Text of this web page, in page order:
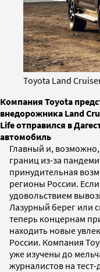
Toyota Land
Компания Toyota
внедорожника Land
Life отправился в
автомобиль
Главный и,
границ из-за
принудительная
регионы России.
удовольствием
Лазурный берег или
теперь концернам
находить новые
России. Компания
уже изучены до
журналистов на тест-